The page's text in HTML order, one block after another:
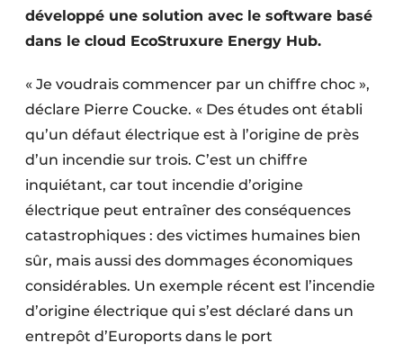
développé une solution avec le software basé
dans le cloud EcoStruxure Energy Hub.
« Je voudrais commencer par un chiffre choc »,
déclare Pierre Coucke. « Des études ont établi
qu’un défaut électrique est à l’origine de près
d’un incendie sur trois. C’est un chiffre
inquiétant, car tout incendie d’origine
électrique peut entraîner des conséquences
catastrophiques : des victimes humaines bien
sûr, mais aussi des dommages économiques
considérables. Un exemple récent est l’incendie
d’origine électrique qui s’est déclaré dans un
entrepôt d’Euroports dans le port